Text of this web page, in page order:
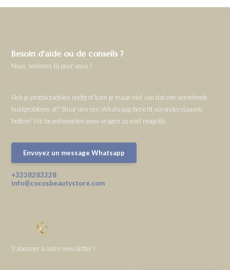
Besoin d'aide ou de conseils ?
Nous sommes là pour vous !
Heb je productadvies nodig of kom je maar niet van dat ene vervelende
huidprobleem af? Stuur ons een Whatsapp bericht via onderstaande
button! We beantwoorden jouw vragen zo snel mogelijk.
Envoyez un message Whatsapp
+3238283228
info@cocosbeautystore.com
S'abonner à notre newsletter !